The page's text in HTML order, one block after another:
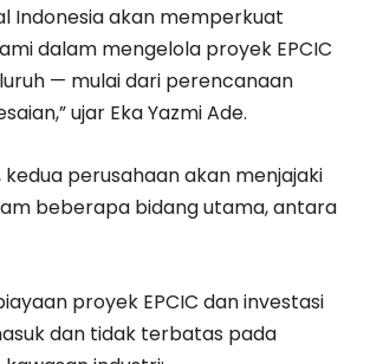
Indonesia akan memperkuat
dalam mengelola proyek EPCIC
— mulai dari perencanaan
ujar Eka Yazmi Ade.
kedua perusahaan akan menjajaki
beberapa bidang utama, antara
proyek EPCIC dan investasi
dan tidak terbatas pada